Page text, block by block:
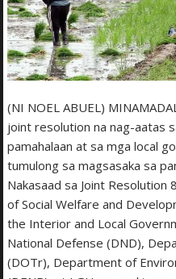
(NI NOEL ABUEL)
joint resolution na nag-aatas
pamahalaan at sa mga local
tumulong sa magsasaka sa
Nakasaad sa Joint
of Social Welfare and
the Interior and Local
National Defense (DND),
(DOTr), Department of